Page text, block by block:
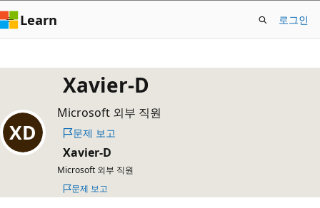
Learn 로그인
Xavier-D
Microsoft 외부 직원
문제 보고
Xavier-D
Microsoft 외부 직원
문제 보고